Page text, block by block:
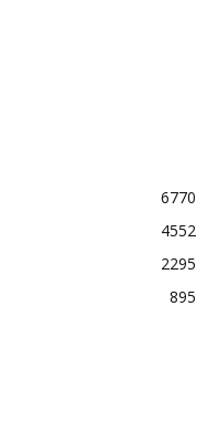
6770
4552
2295
895